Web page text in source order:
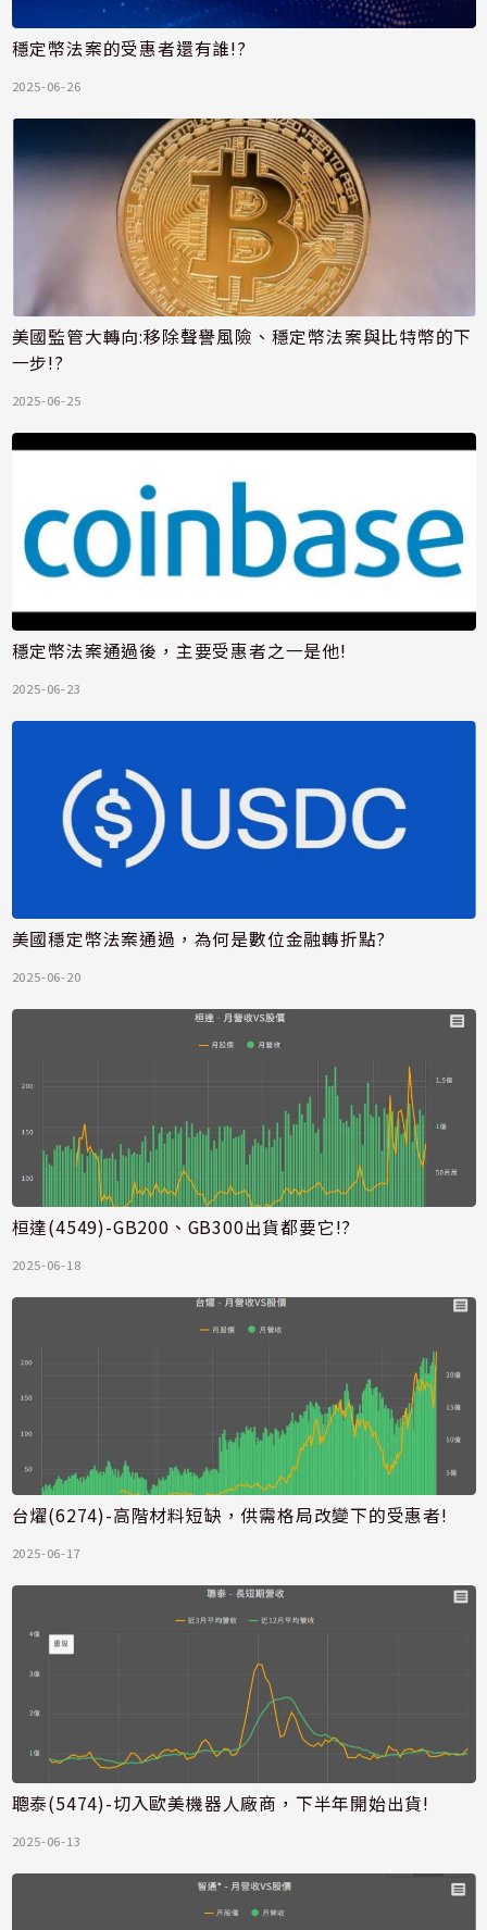
穩定幣法案的受惠者還有誰!?
2025-06-26
美國監管大轉向:移除聲譽風險、穩定幣法案與比特幣的下
一步!?
2025-06-25
穩定幣法案通過後，主要受惠者之一是他!
2025-06-23
美國穩定幣法案通過，為何是數位金融轉折點?
2025-06-20
桓達(4549)-GB200、GB300出貨都要它!?
2025-06-18
台燿(6274)-高階材料短缺，供需格局改變下的受惠者!
2025-06-17
聰泰(5474)-切入歐美機器人廠商，下半年開始出貨!
2025-06-13